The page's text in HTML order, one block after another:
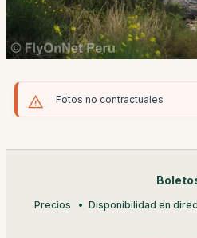
Fotos no contractuales
Precios Disponibilidad en